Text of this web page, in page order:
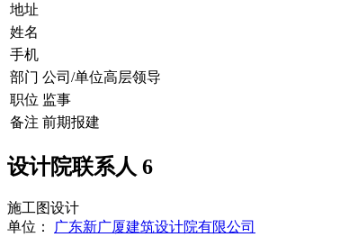
地址
姓名
手机
部门 公司/单位高层领导
职位 监事
备注 前期报建
设计院联系人 6
施工图设计
单位：
广东新广厦建筑设计院有限公司